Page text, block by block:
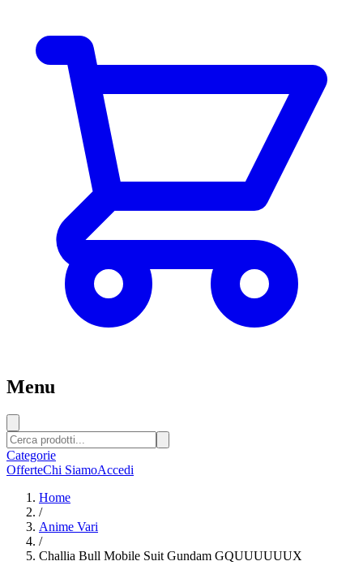
Menu
Categorie
OfferteChi SiamoAccedi
Home
/
Anime Vari
/
Challia Bull Mobile Suit Gundam GQUUUUUUX